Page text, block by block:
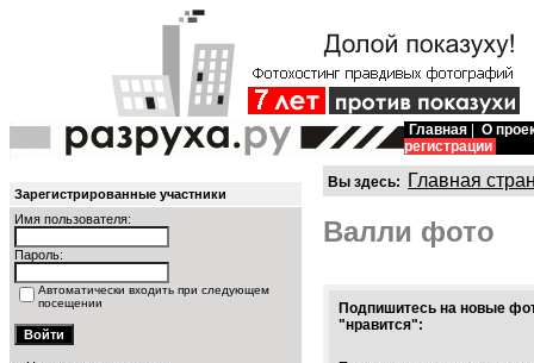
Главная
О
регистрации
Зарегистрированные участники
Имя пользователя:
Пароль:
Автоматически входить при следующем
посещении
Вы здесь: Главная
Валли фото
Подпишитесь на новые
"нравится":